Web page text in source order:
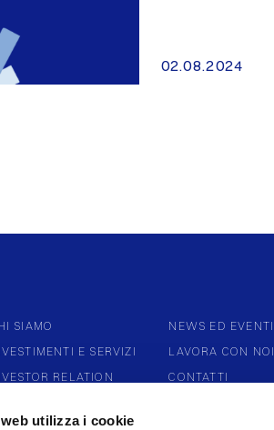
utilizza i cookie
02.08.2024
SIAMO
E SERVIZI
RELATION
NEWS ED EVENTI
LAVORA CON NOI
CONTATTI